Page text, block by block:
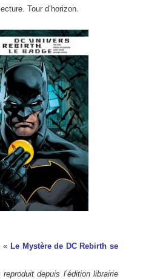
Tour d’horizon.
« Le Mystère de DC Rebirth se
depuis l’édition librairie